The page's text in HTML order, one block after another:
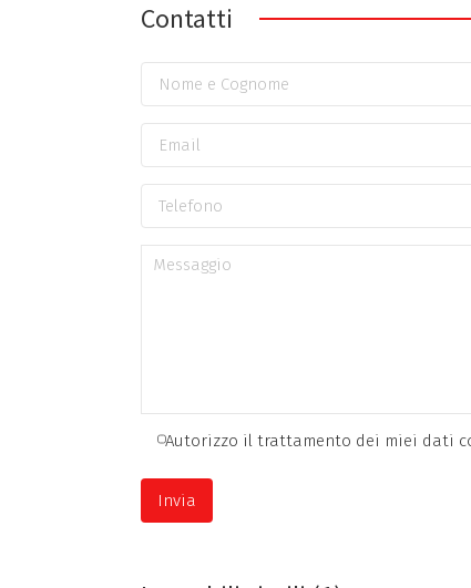
Contatti
Autorizzo il trattamento dei miei dati